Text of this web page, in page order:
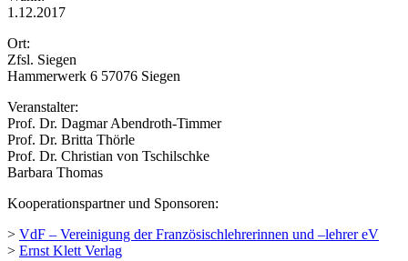
1.12.2017
Ort:
Zfsl. Siegen
Hammerwerk 6 57076 Siegen
Veranstalter:
Prof. Dr. Dagmar Abendroth-Timmer
Prof. Dr. Britta Thörle
Prof. Dr. Christian von Tschilschke
Barbara Thomas
Kooperationspartner und Sponsoren:
> VdF – Vereinigung der Französischlehrerinnen und –lehrer eV
> Ernst Klett Verlag